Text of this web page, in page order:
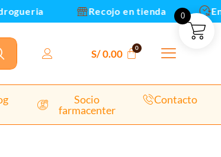
Recojo en tienda
S/0.00
Socio
farmacenter
Contacto
0